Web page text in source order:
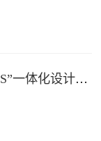
金枫设计制定“5S”一体化设计标准，让商业全案设计导入团餐空间规划